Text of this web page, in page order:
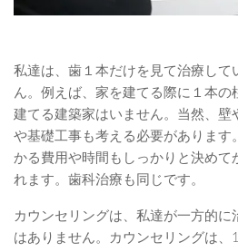
私達は、歯１本だけを見て治療して
ん。例えば、家を建てる際に１本の
建てる建築家はいません。当然、壁
や基礎工事も考える必要があります
かる費用や時間もしっかりと決めて
れます。歯科治療も同じです。
カウンセリングは、私達が一方的に
はありません。カウンセリングは